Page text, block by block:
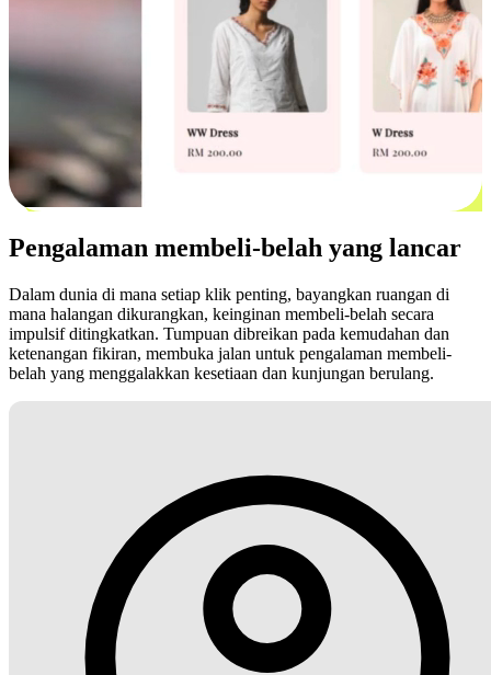
Pengalaman membeli-belah yang lancar
Dalam dunia di mana setiap klik penting, bayangkan ruangan di
mana halangan dikurangkan, keinginan membeli-belah secara
impulsif ditingkatkan. Tumpuan dibreikan pada kemudahan dan
ketenangan fikiran, membuka jalan untuk pengalaman membeli-
belah yang menggalakkan kesetiaan dan kunjungan berulang.